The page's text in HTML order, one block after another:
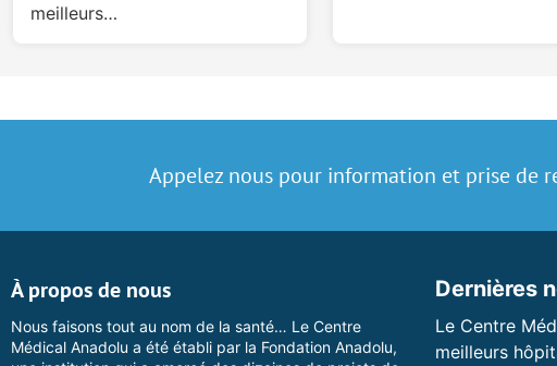
meilleurs…
Appelez nous pour information et prise de
À propos de nous
Nous faisons tout au nom de la santé… Le Centre
Médical Anadolu a été établi par la Fondation Anadolu,
Dernières
Le Centre
meilleurs